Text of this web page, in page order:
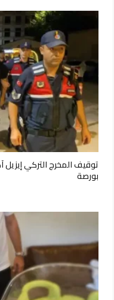
توقيف المخرج التركي
بورصة